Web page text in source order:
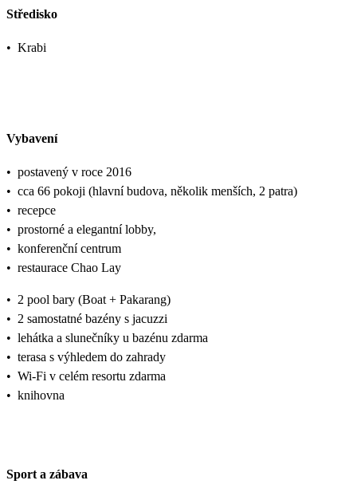
Středisko
• Krabi
Vybavení
• postavený v roce 2016
• cca 66 pokoji (hlavní budova, několik menších, 2 patra)
• recepce
• prostorné a elegantní lobby,
• konferenční centrum
• restaurace Chao Lay
• 2 pool bary (Boat + Pakarang)
• 2 samostatné bazény s jacuzzi
• lehátka a slunečníky u bazénu zdarma
• terasa s výhledem do zahrady
• Wi-Fi v celém resortu zdarma
• knihovna
Sport a zábava